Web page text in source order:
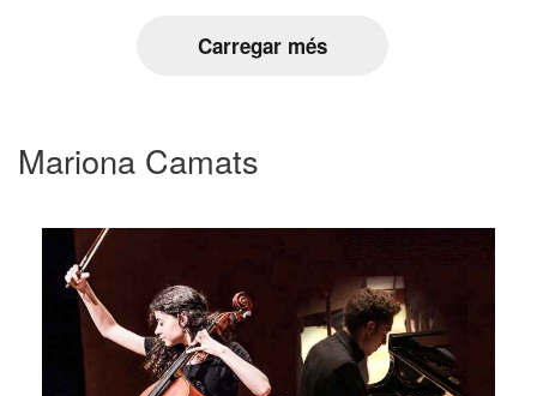
Carregar més
Mariona Camats